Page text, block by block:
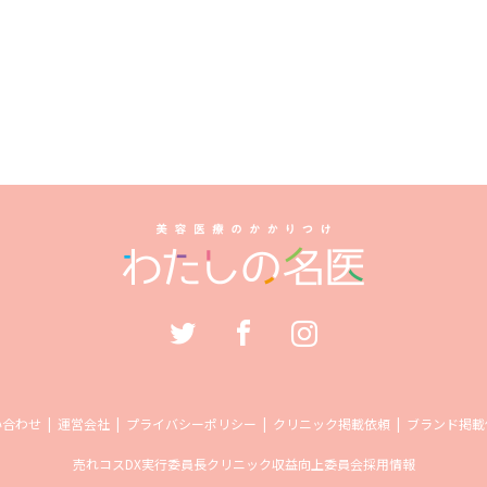
わせ 運営会社 プライバシーポリシー クリニック掲載依頼 ブランド掲
売れコスDX実行委員長クリニック収益向上委員会採用情報